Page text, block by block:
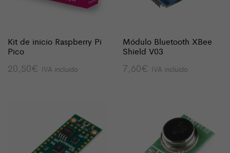
Kit de inicio Raspberry Pi
Pico
20,50€ IVA incluido
Módulo Bluetooth XBee
Shield V03
7,60€ IVA incluido